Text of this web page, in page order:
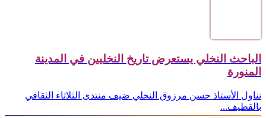
الباحث النخلي يستعرض تاريخ النخليين في المدينة
المنورة
تناول الأستاذ حسن مرزوق النخلي ضيف منتدى الثلاثاء الثقافي
بالقطيف...